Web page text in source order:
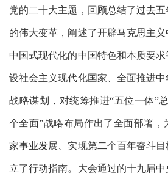
党的二十大主题，回顾总结了过去
的伟大变革，阐述了开辟马克思主义
中国式现代化的中国特色和本质要
设社会主义现代化国家、全面推进
战略谋划，对统筹推进“五位一体”
个全面”战略布局作出了全面部署，
家事业发展、实现第二个百年奋斗
立了行动指南。大会通过的十九届